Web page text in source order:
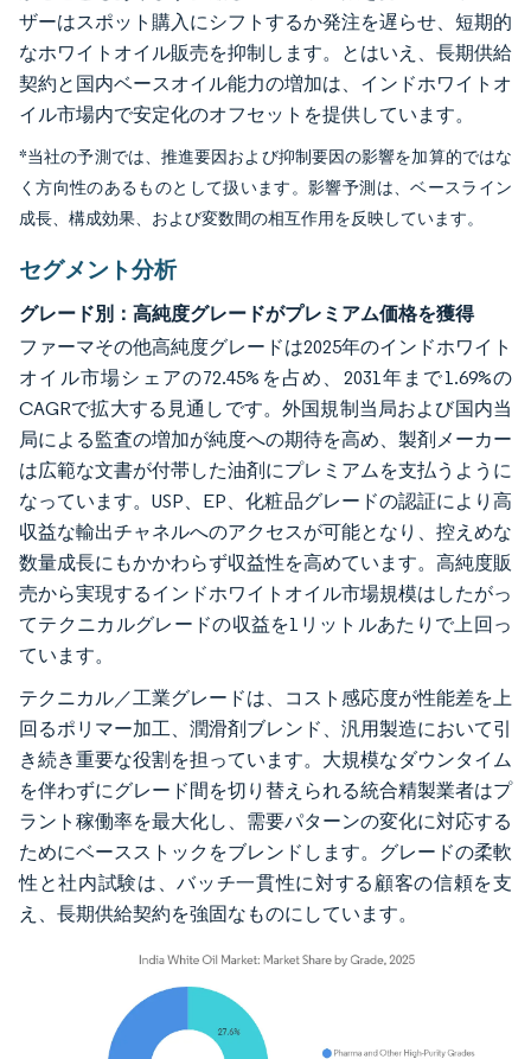
ザーはスポット購入にシフトするか発注を遅らせ、短期的
なホワイトオイル販売を抑制します。とはいえ、長期供給
契約と国内ベースオイル能力の増加は、インドホワイトオ
イル市場内で安定化のオフセットを提供しています。
*当社の予測では、推進要因および抑制要因の影響を加算的ではな
く方向性のあるものとして扱います。影響予測は、ベースライン
成長、構成効果、および変数間の相互作用を反映しています。
セグメント分析
グレード別：高純度グレードがプレミアム価格を獲得
ファーマその他高純度グレードは2025年のインドホワイト
オイル市場シェアの72.45%を占め、2031年まで1.69%の
CAGRで拡大する見通しです。外国規制当局および国内当
局による監査の増加が純度への期待を高め、製剤メーカー
は広範な文書が付帯した油剤にプレミアムを支払うように
なっています。USP、EP、化粧品グレードの認証により高
収益な輸出チャネルへのアクセスが可能となり、控えめな
数量成長にもかかわらず収益性を高めています。高純度販
売から実現するインドホワイトオイル市場規模はしたがっ
てテクニカルグレードの収益を1リットルあたりで上回っ
ています。
テクニカル／工業グレードは、コスト感応度が性能差を上
回るポリマー加工、潤滑剤ブレンド、汎用製造において引
き続き重要な役割を担っています。大規模なダウンタイム
を伴わずにグレード間を切り替えられる統合精製業者はプ
ラント稼働率を最大化し、需要パターンの変化に対応する
ためにベースストックをブレンドします。グレードの柔軟
性と社内試験は、バッチ一貫性に対する顧客の信頼を支
え、長期供給契約を強固なものにしています。